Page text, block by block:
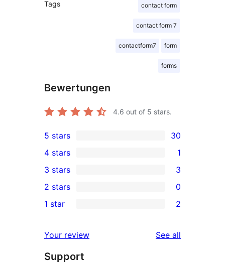
Tags contact form
contact form 7
contactform7 form
forms
Bewertungen
4.6 out of 5 stars.
30
5-
star
reviews
5 stars 30
4-
star
review
4 stars 1
3
3-
star
3 stars 3
2-
reviews
2 stars 0
star
reviews
1 star 2
Your review See all
Support